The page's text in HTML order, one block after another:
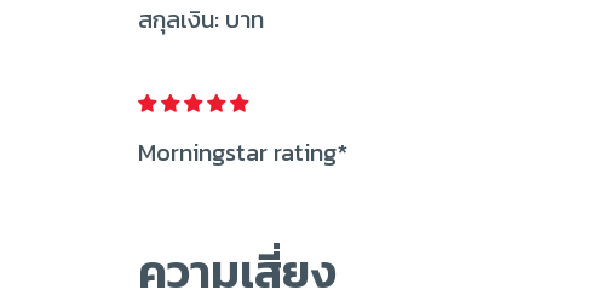
สกุลเงิน: บาท
Morningstar rating*
ความเสี่ยง